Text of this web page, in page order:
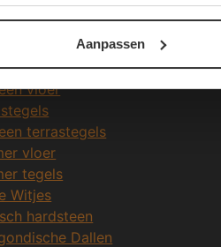
Aanpassen
Gezochte Natuursteen
vloeren
vloer
terrastegels
vloer
tegels
Witjes
hardsteen
Dallen